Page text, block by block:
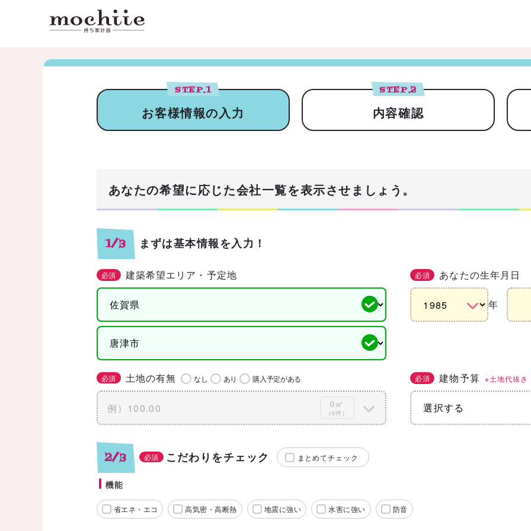
STEP.1
お客様情報の入力
STEP.2
内容確認
あなたの希望に応じた会社一覧を表示させましょう。
1/3 まずは基本情報を入力！
必須 建築希望エリア・予定地 必須 あなたの生年月日
年
必須 土地の有無 なし あり 購入予定がある
0㎡
（0坪）
必須 建物予算 ※土地代抜き
2/3 必須 こだわりをチェック まとめてチェック
機能
省エネ・エコ 高気密・高断熱 地震に強い 水害に強い 防音